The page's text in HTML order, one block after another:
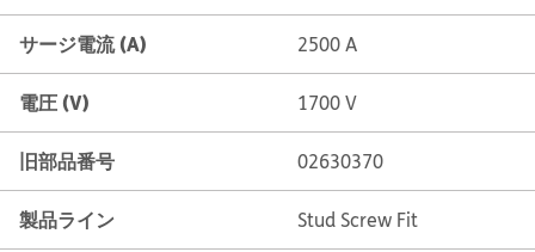
サージ電流 (A) 2500 A
電圧 (V) 1700 V
旧部品番号 02630370
製品ライン Stud Screw Fit